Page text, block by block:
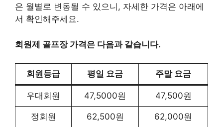
은 월별로 변동될 수 있으니, 자세한 가격은 아래에
서 확인해주세요.
회원제 골프장 가격은 다음과 같습니다.
회원등급 평일 요금 주말 요금
우대회원 47,5000원 47,500원
정회원 62,500원 62,000원